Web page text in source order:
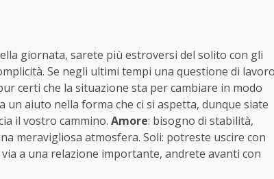
giornata, sarete più estroversi del solito con gli
Se negli ultimi tempi una questione di
certi che la situazione sta per cambiare in modo
aiuto nella forma che ci si aspetta, dunque siate
il vostro cammino. Amore: bisogno di stabilità,
meravigliosa atmosfera. Soli: potreste uscire con
a una relazione importante, andrete avanti con